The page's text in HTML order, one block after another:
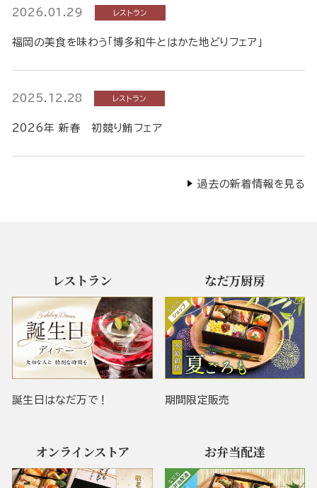
2026.01.29 レストラン
福岡の美食を味わう「博多和牛とはかた地どりフェア」
2025.12.28 レストラン
2026年 新春 初競り鮪フェア
過去の新着情報を見る
レストラン
誕生日はなだ万で！
なだ万厨房
期間限定販売
オンラインストア お弁当配達